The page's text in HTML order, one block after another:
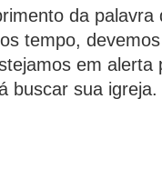
da palavra
tempo,
em alerta
buscar sua igreja.